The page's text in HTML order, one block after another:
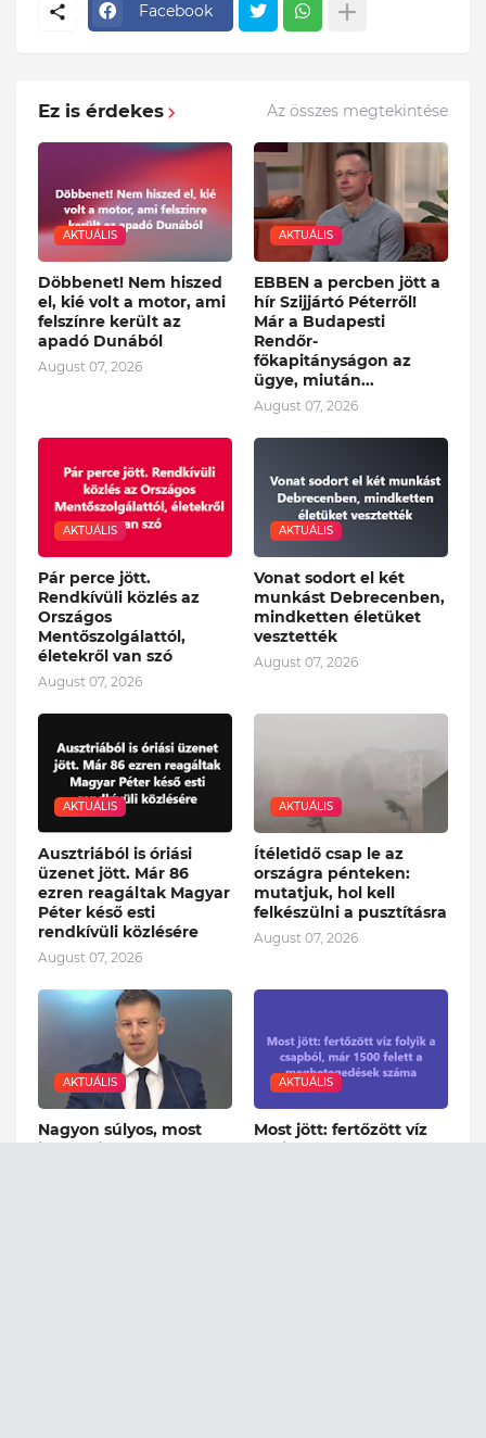
Facebook
Ez is érdekes Az összes megtekintése
AKTUÁLIS
Döbbenet! Nem hiszed
el, kié volt a motor, ami
felszínre került az
apadó Dunából
August 07, 2026
AKTUÁLIS
EBBEN a percben jött a
hír Szijjártó Péterről!
Már a Budapesti
Rendőr-
főkapitányságon az
ügye, miután...
August 07, 2026
AKTUÁLIS
Pár perce jött.
Rendkívüli közlés az
Országos
Mentőszolgálattól,
életekről van szó
August 07, 2026
AKTUÁLIS
Vonat sodort el két
munkást Debrecenben,
mindketten életüket
vesztették
August 07, 2026
AKTUÁLIS
Ausztriából is óriási
üzenet jött. Már 86
ezren reagáltak Magyar
Péter késő esti
rendkívüli közlésére
August 07, 2026
AKTUÁLIS
Ítéletidő csap le az
országra pénteken:
mutatjuk, hol kell
felkészülni a pusztításra
August 07, 2026
AKTUÁLIS
Nagyon súlyos, most
jött! Feljelentették
AKTUÁLIS
Most jött: fertőzött víz
folyik a csapból, már